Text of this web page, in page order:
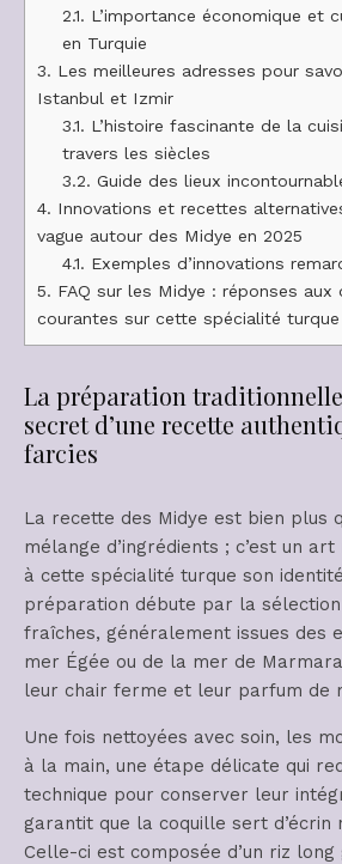
2.1. L’importance économique et
en Turquie
3. Les meilleures adresses pour
Istanbul et Izmir
3.1. L’histoire fascinante de la
travers les siècles
3.2. Guide des lieux
4. Innovations et recettes
vague autour des Midye en 2025
4.1. Exemples d’innovations
5. FAQ sur les Midye : réponses aux
courantes sur cette spécialité turque
La préparation
secret d’une recette
farcies
La recette des Midye est bien plus
mélange d’ingrédients ; c’est un art
à cette spécialité turque son
préparation débute par la
fraîches, généralement issues des
mer Égée ou de la mer de
leur chair ferme et leur parfum de
Une fois nettoyées avec soin, les
à la main, une étape délicate qui
technique pour conserver leur
garantit que la coquille sert d’écrin
Celle-ci est composée d’un riz